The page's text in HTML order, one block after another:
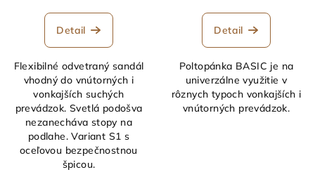
Detail
Flexibilné odvetraný sandál
vhodný do vnútorných i
vonkajších suchých
prevádzok. Svetlá podošva
nezanecháva stopy na
podlahe. Variant S1 s
oceľovou bezpečnostnou
špicou.
Detail
Poltopánka BASIC je na
univerzálne využitie v
rôznych typoch vonkajších i
vnútorných prevádzok.